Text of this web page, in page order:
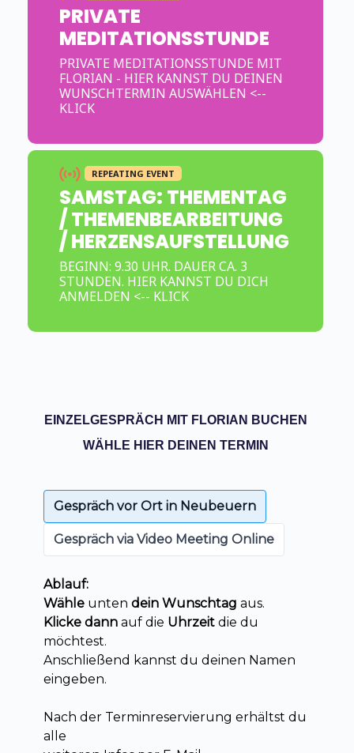
PRIVATE
MEDITATIONSSTUNDE
PRIVATE MEDITATIONSSTUNDE MIT
FLORIAN - HIER KANNST DU DEINEN
WUNSCHTERMIN AUSWÄHLEN <--
KLICK
REPEATING EVENT
SAMSTAG: THEMENTAG
/ THEMENBEARBEITUNG
/ HERZENSAUFSTELLUNG
BEGINN: 9.30 UHR. DAUER CA. 3
STUNDEN. HIER KANNST DU DICH
ANMELDEN <-- KLICK
EINZELGESPRÄCH MIT FLORIAN BUCHEN
WÄHLE HIER DEINEN TERMIN